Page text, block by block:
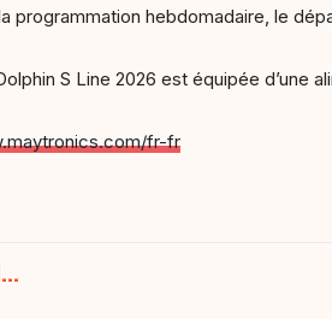
programmation hebdomadaire, le
S Line 2026 est équipée d’une
fr-fr